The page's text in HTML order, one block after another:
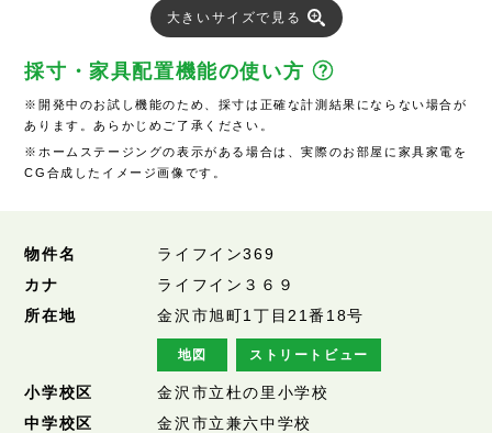
大きいサイズで見る
採寸・家具配置機能の使い方
※開発中のお試し機能のため、採寸は正確な計測結果にならない場合が
あります。あらかじめご了承ください。
※ホームステージングの表示がある場合は、実際のお部屋に家具家電を
CG合成したイメージ画像です。
物件名
ライフイン369
カナ
ライフイン３６９
所在地
金沢市旭町1丁目21番18号
地図 ストリートビュー
小学校区
金沢市立杜の里小学校
中学校区
金沢市立兼六中学校